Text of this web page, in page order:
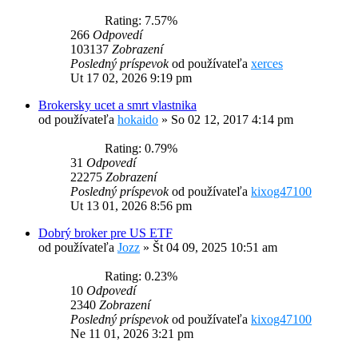
Rating: 7.57%
266 Odpovedí
103137 Zobrazení
Posledný príspevokod používateľa xerces
Ut 17 02, 2026 9:19 pm
Brokersky ucet a smrt vlastnika
od používateľa hokaido » So 02 12, 2017 4:14 pm
Rating: 0.79%
31 Odpovedí
22275 Zobrazení
Posledný príspevokod používateľa kixog47100
Ut 13 01, 2026 8:56 pm
Dobrý broker pre US ETF
od používateľa Jozz » Št 04 09, 2025 10:51 am
Rating: 0.23%
10 Odpovedí
2340 Zobrazení
Posledný príspevokod používateľa kixog47100
Ne 11 01, 2026 3:21 pm